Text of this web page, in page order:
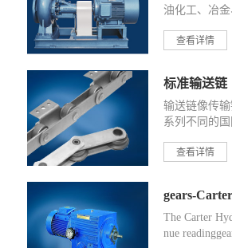
油化工、冶
级单吸化工泵
查看详情
标准输送链
输送链像传
系列不同的
查看详情
gears-
The Carter
nue